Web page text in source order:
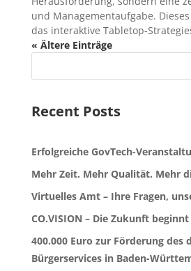
und Managementaufgabe.
das interaktive Tabletop-
« Ältere Einträge
Recent Posts
Erfolgreiche GovTech-
Mehr Zeit. Mehr Qualität. Mehr
Virtuelles Amt – Ihre Fragen,
CO.VISION – Die Zukunft
400.000 Euro zur Förderung des
Bürgerservices in Baden-